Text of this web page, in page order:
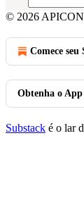
© 2026 APICON
Comece seu
Obtenha o App
Substack é o lar